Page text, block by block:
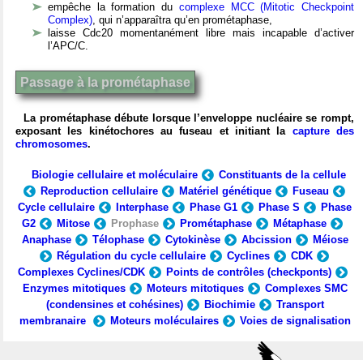
empêche la formation du complexe MCC (Mitotic Checkpoint
Complex), qui n’apparaîtra qu’en prométaphase,
laisse Cdc20 momentanément libre mais incapable d’activer
l’APC/C.
Passage à la prométaphase
La prométaphase débute lorsque l’enveloppe nucléaire se rompt,
exposant les kinétochores au fuseau et initiant la capture des
chromosomes.
Biologie cellulaire et moléculaire
Constituants de la cellule
Reproduction cellulaire
Matériel génétique
Fuseau
Cycle cellulaire
Interphase Phase G1 Phase S
Phase
G2
Mitose Prophase Prométaphase
Métaphase
Anaphase
Télophase Cytokinèse Abcission
Méiose
Régulation du cycle cellulaire
Cyclines
CDK
Complexes Cyclines/CDK
Points de contrôles (checkponts)
Enzymes mitotiques
Moteurs mitotiques
Complexes SMC
(condensines et cohésines)
Biochimie
Transport
membranaire
Moteurs moléculaires Voies de signalisation